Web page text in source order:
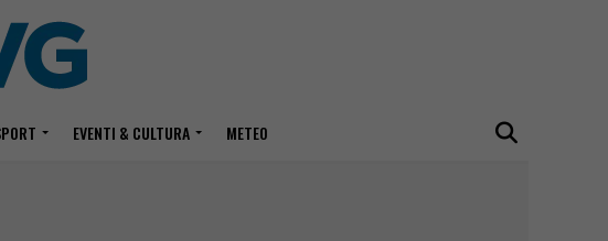
EVENTI & CULTURA METEO